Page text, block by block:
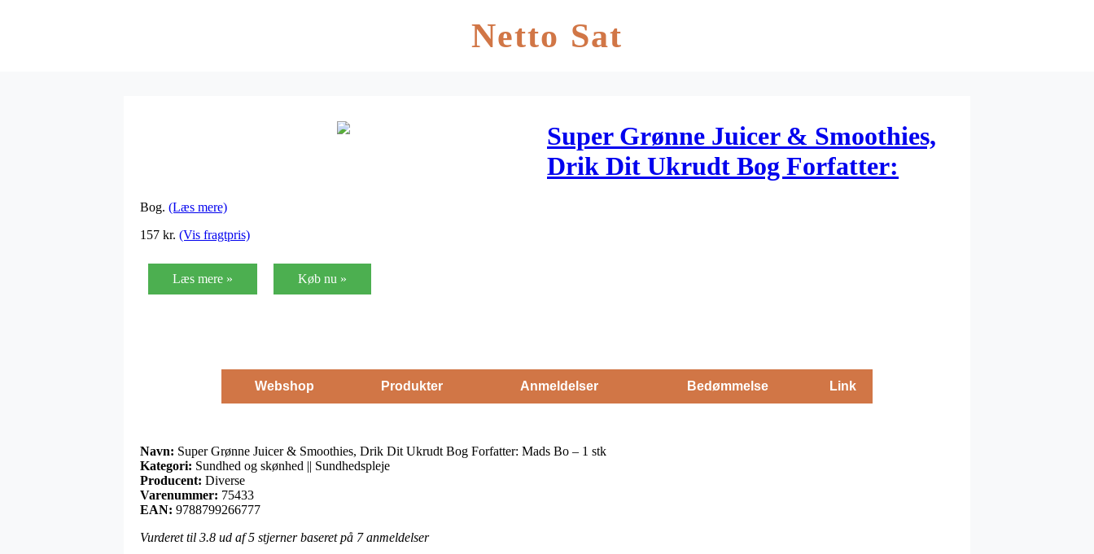
Netto Sat
Super Grønne Juicer & Smoothies,
Drik Dit Ukrudt Bog Forfatter:
Bog. (Læs mere)
157 kr. (Vis fragtpris)
Læs mere » Køb nu »
Webshop Produkter Anmeldelser Bedømmelse Link
Navn: Super Grønne Juicer & Smoothies, Drik Dit Ukrudt Bog Forfatter: Mads Bo – 1 stk
Kategori: Sundhed og skønhed || Sundhedspleje
Producent: Diverse
Varenummer: 75433
EAN: 9788799266777
Vurderet til 3.8 ud af 5 stjerner baseret på 7anmeldelser